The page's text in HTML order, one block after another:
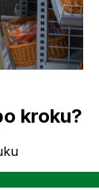
kroku?